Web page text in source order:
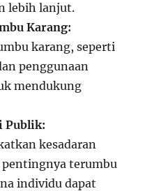
lebih lanjut.
Karang:
karang, seperti
penggunaan
mendukung
Publik:
kesadaran
terumbu
individu dapat